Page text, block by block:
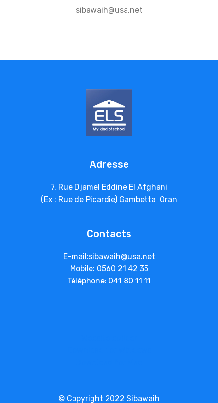
sibawaih@usa.net
Adresse
7, Rue Djamel Eddine El Afghani
(Ex : Rue de Picardie) Gambetta Oran
Contacts
E-mail:sibawaih@usa.net
Mobile: 0560 21 42 35
Téléphone: 041 80 11 11
© Copyright 2022 Sibawaih